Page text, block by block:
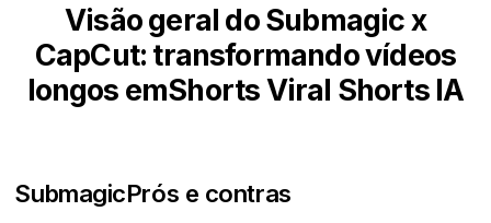
Visão geral do Submagic x
CapCut: transformando vídeos
longos emShorts Viral Shorts IA
SubmagicPrós e contras